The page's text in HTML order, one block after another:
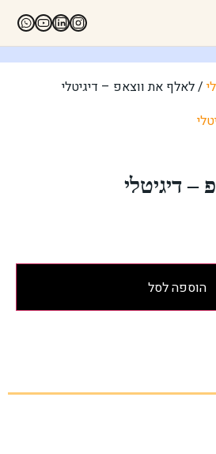
/ לאלף את ווצאפ – דיגיטלי
דיגיטלי
הוספה לסל